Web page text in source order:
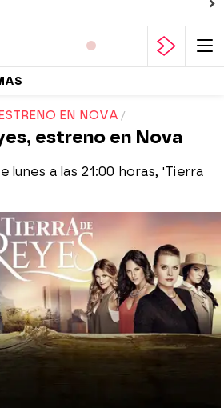
EN NOVA
estreno en Nova
lunes a las 21:00 horas, 'Tierra